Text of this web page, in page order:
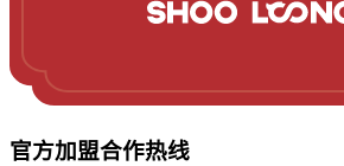
官方加盟合作热线